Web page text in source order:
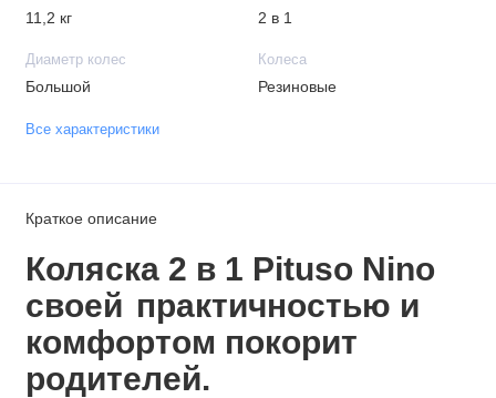
11,2 кг 2 в 1
Диаметр колес
Большой
Колеса
Резиновые
Все характеристики
Краткое описание
Коляска 2 в 1 Pituso Nino
своей практичностью и
комфортом покорит
родителей.